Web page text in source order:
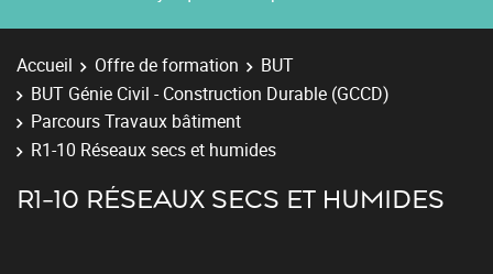
Accueil Offre de formation
BUT
BUT Génie Civil - Construction Durable (GCCD)
Parcours Travaux bâtiment
R1-10 Réseaux secs et humides
R1-10 RÉSEAUX SECS ET HUMIDES